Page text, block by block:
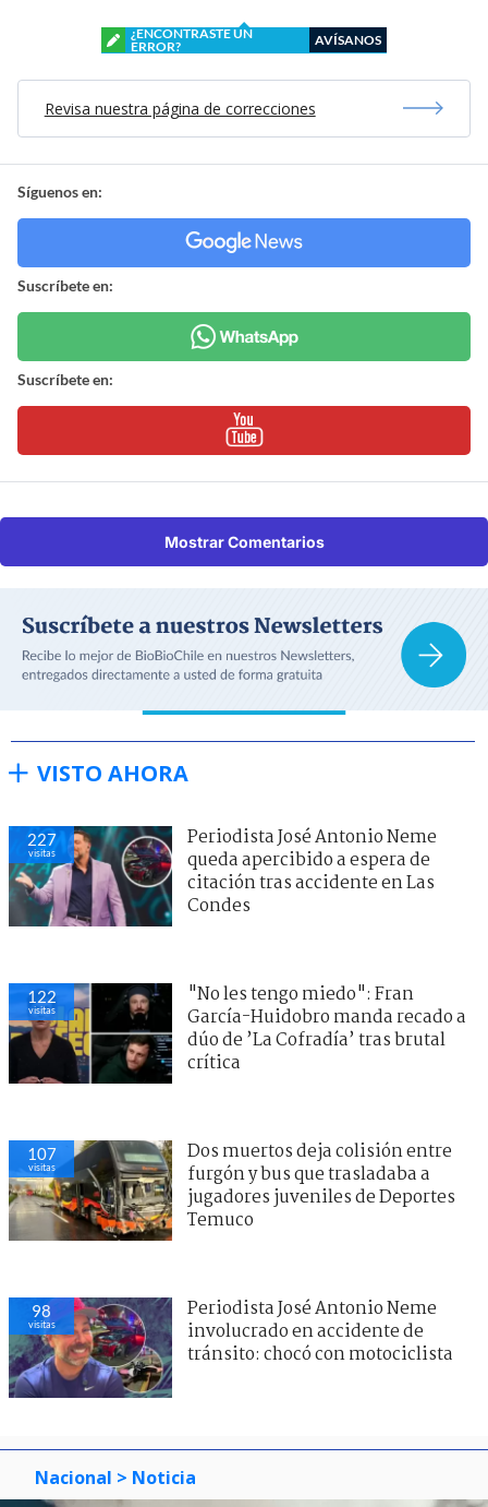
¿ENCONTRASTE UN
ERROR?
AVÍSANOS
Revisa nuestra página de correcciones
Síguenos en:
Suscríbete en:
Suscríbete en:
Mostrar Comentarios
VISTO AHORA
227
visitas
Periodista José Antonio Neme
queda apercibido a espera de
citación tras accidente en Las
Condes
122
visitas
"No les tengo miedo": Fran
García-Huidobro manda recado a
dúo de ’La Cofradía’ tras brutal
crítica
107
visitas
Dos muertos deja colisión entre
furgón y bus que trasladaba a
jugadores juveniles de Deportes
Temuco
98
visitas
Periodista José Antonio Neme
involucrado en accidente de
tránsito: chocó con motociclista
Nacional > Noticia